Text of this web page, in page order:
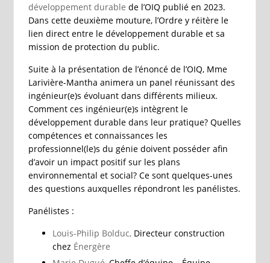
développement durable de l’OIQ publié en 2023.
Dans cette deuxième mouture, l’Ordre y réitère le
lien direct entre le développement durable et sa
mission de protection du public.
Suite à la présentation de l’énoncé de l’OIQ, Mme
Larivière-Mantha animera un panel réunissant des
ingénieur(e)s évoluant dans différents milieux.
Comment ces ingénieur(e)s intègrent le
développement durable dans leur pratique? Quelles
compétences et connaissances les
professionnel(le)s du génie doivent posséder afin
d’avoir un impact positif sur les plans
environnemental et social? Ce sont quelques-unes
des questions auxquelles répondront les panélistes.
Panélistes :
Louis-Philip Bolduc,Directeur construction
chez Énergère